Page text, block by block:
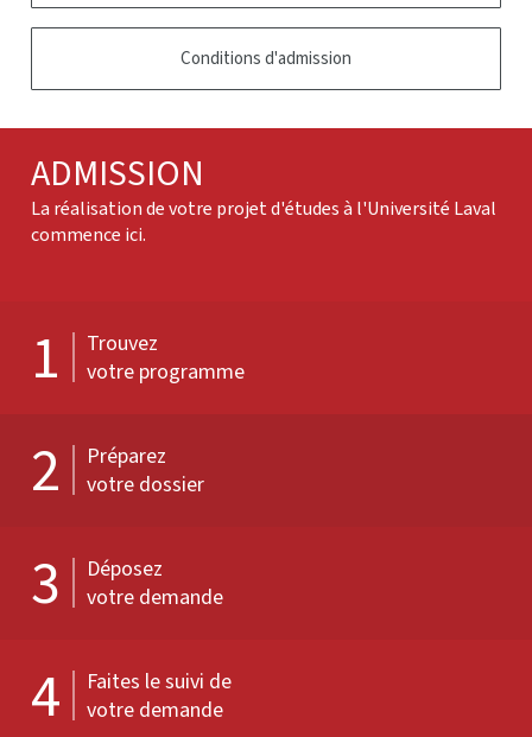
Conditions d'admission
ADMISSION
La réalisation de votre projet d'études à l'Université Laval
commence ici.
1
Trouvez
votre programme
2
Préparez
votre dossier
3
Déposez
votre demande
4
Faites le suivi de
votre demande